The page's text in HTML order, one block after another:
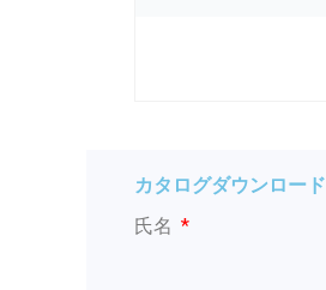
カタログダウンロード
氏名